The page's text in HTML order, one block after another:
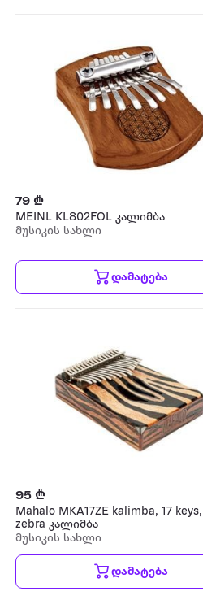
79 ₾
MEINL KL802FOL კალიმბა
მუსიკის სახლი
დამატება
95 ₾
Mahalo MKA17ZE kalimba, 17 keys,
zebra კალიმბა
მუსიკის სახლი
დამატება